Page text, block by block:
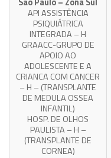
API ASSISTÊNCIA
PSIQUIÁTRICA
INTEGRADA – H
GRAACC-GRUPO DE
APOIO AO
ADOLESCENTE E A
CRIANCA COM CANCER
– H – (TRANSPLANTE
DE MEDULA OSSEA
INFANTIL)
HOSP. DE OLHOS
PAULISTA – H –
(TRANSPLANTE DE
CORNEA)